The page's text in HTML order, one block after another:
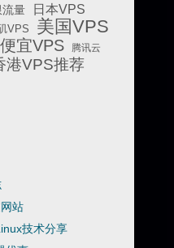
流量 日本VPS
VPS 美国VPS
宜VPS 腾讯云
港VPS推荐
站
技术分享